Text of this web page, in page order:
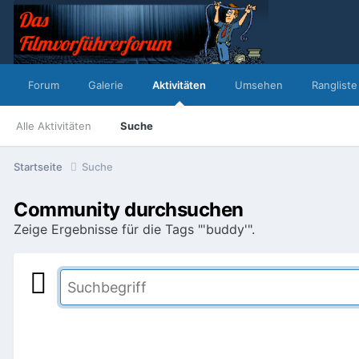
Forum Galerie Aktivitäten
Alle Aktivitäten Suche
Umsehen Rangliste
Startseite Suche
Community durchsuchen
Zeige Ergebnisse für die Tags "'buddy'".